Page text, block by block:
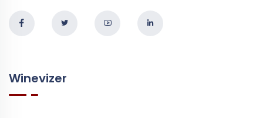
Winevizer